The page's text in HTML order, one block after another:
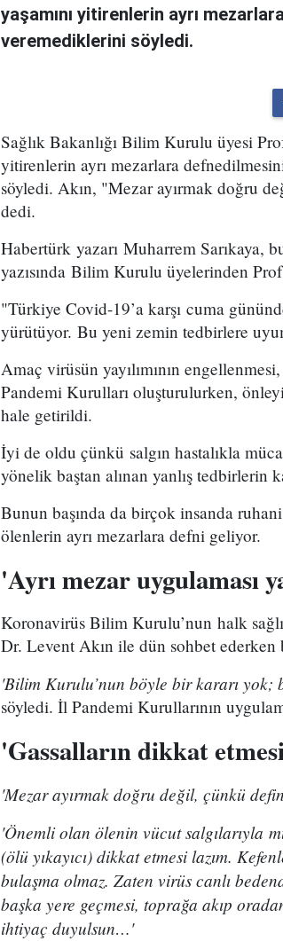
yaşamını yitirenlerin ayrı
veremediklerini söyledi.
Sağlık Bakanlığı Bilim Kurulu üyesi
yitirenlerin ayrı mezarlara
söyledi. Akın, "Mezar ayırmak doğru
dedi.
Habertürk yazarı Muharrem Sarıkaya,
yazısında Bilim Kurulu üyelerinden Prof.
"Türkiye Covid-19’a karşı cuma
yürütüyor. Bu yeni zemin tedbirlere
Amaç virüsün yayılımının
Pandemi Kurulları oluşturulurken,
hale getirildi.
İyi de oldu çünkü salgın hastalıkla
yönelik baştan alınan yanlış tedbirlerin
Bunun başında da birçok insanda
ölenlerin ayrı mezarlara defni geliyor.
'Ayrı mezar uygulaması
Koronavirüs Bilim Kurulu’nun halk
Dr. Levent Akın ile dün sohbet ederken
'Bilim Kurulu’nun böyle bir kararı yok;
söyledi. İl Pandemi Kurullarının
'Gassalların dikkat
'Mezar ayırmak doğru değil, çünkü
'Önemli olan ölenin vücut salgılarıyla
(ölü yıkayıcı) dikkat etmesi lazım.
bulaşma olmaz. Zaten virüs canlı
başka yere geçmesi, toprağa akıp
ihtiyaç duyulsun…'